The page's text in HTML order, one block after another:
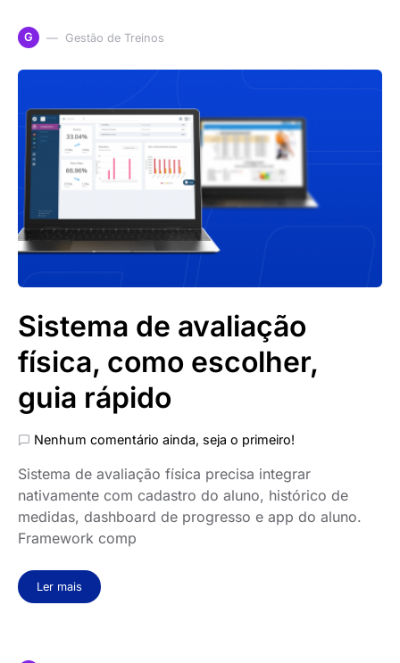
G Gestão de Treinos
Sistema de avaliação
física, como escolher,
guia rápido
Nenhum comentário ainda, seja o primeiro!
Sistema de avaliação física precisa integrar
nativamente com cadastro do aluno, histórico de
medidas, dashboard de progresso e app do aluno.
Framework comp
Ler mais